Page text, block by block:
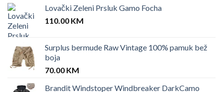
Lovački Zeleni Prsluk Gamo Focha
110.00 KM
Surplus bermude Raw Vintage 100% pamuk bež
boja
70.00 KM
Brandit Windstoper Windbreaker DarkCamo